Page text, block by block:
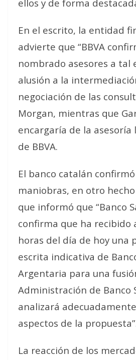
ellos y de forma
En el escrito, la entidad
advierte que “BBVA
nombrado asesores a tal
alusión a la
negociación de las
Morgan, mientras que
encargaría de la
de BBVA.
El banco catalán
maniobras, en otro
que informó que “Banco
confirma que ha recibido
horas del día de hoy una
escrita indicativa de
Argentaria para una
Administración de Banco
analizará
aspectos de la
La reacción de los